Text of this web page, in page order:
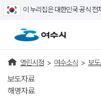
이 누리집은 대한민국 공식 전
열린시정 > 여수소식 > 보
보도자료
해명자료